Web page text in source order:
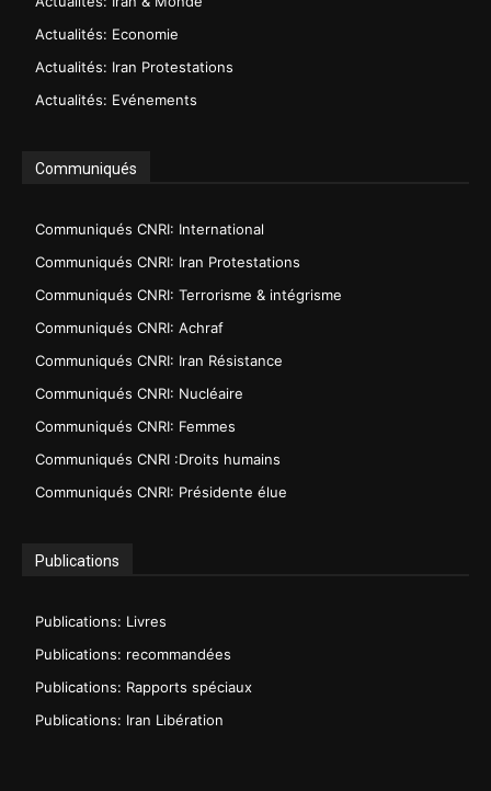
Actualités: Economie
Actualités: Iran Protestations
Actualités: Evénements
Communiqués
Communiqués CNRI: International
Communiqués CNRI: Iran Protestations
Communiqués CNRI: Terrorisme & intégrisme
Communiqués CNRI: Achraf
Communiqués CNRI: Iran Résistance
Communiqués CNRI: Nucléaire
Communiqués CNRI: Femmes
Communiqués CNRI :Droits humains
Communiqués CNRI: Présidente élue
Publications
Publications: Livres
Publications: recommandées
Publications: Rapports spéciaux
Publications: Iran Libération